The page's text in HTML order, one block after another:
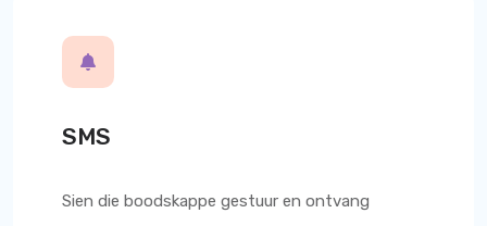
SMS
Sien die boodskappe gestuur en ontvang